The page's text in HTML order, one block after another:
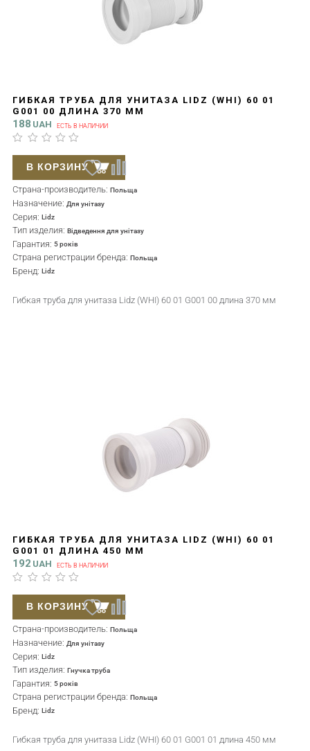
ГИБКАЯ ТРУБА ДЛЯ УНИТАЗА LIDZ (WHI) 60 01
G001 00 ДЛИНА 370 ММ
188 UAH ЕСТЬ В НАЛИЧИИ
Страна-производитель: Польща
Назначение: Для унітазу
Серия: Lidz
Тип изделия: Відведення для унітазу
Гарантия: 5 років
Страна регистрации бренда: Польща
Бренд: Lidz
Гибкая труба для унитаза Lidz (WHI) 60 01 G001 00 длина 370 мм
В КОРЗИНУ
ГИБКАЯ ТРУБА ДЛЯ УНИТАЗА LIDZ (WHI) 60 01
G001 01 ДЛИНА 450 ММ
192 UAH ЕСТЬ В НАЛИЧИИ
Страна-производитель: Польща
Назначение: Для унітазу
Серия: Lidz
Тип изделия: Гнучка труба
Гарантия: 5 років
Страна регистрации бренда: Польща
Бренд: Lidz
Гибкая труба для унитаза Lidz (WHI) 60 01 G001 01 длина 450 мм
В КОРЗИНУ